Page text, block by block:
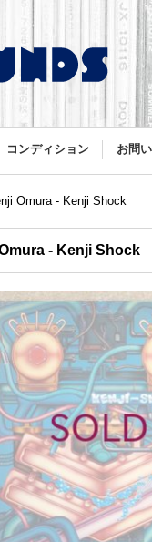
コンディション お問
Omura - Kenji Shock
- Kenji Shock